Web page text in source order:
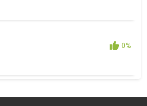
0%